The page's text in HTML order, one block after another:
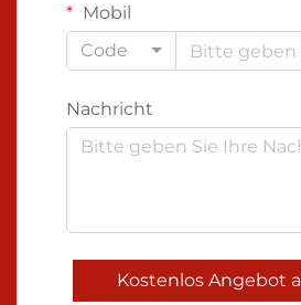
Mobil
Code
Nachricht
Kostenlos Angebot